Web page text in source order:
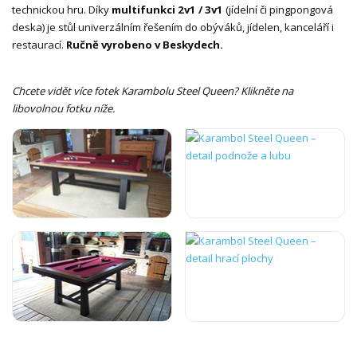
technickou hru. Díky multifunkci 2v1 / 3v1 (jídelní či pingpongová
deska) je stůl univerzálním řešením do obýváků, jídelen, kanceláří i
restaurací. Ručně vyrobeno v Beskydech.
Chcete vidět více fotek Karambolu Steel Queen? Klikněte na
libovolnou fotku níže.